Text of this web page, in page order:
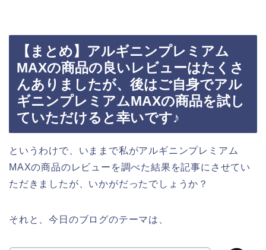
【まとめ】アルギニンプレミアム
MAXの商品の良いレビューはたくさ
んありましたが、後はご自身でアル
ギニンプレミアムMAXの商品を試し
ていただけると幸いです♪
というわけで、いままで私がアルギニンプレミアム
MAXの商品のレビューを調べた結果を記事にさせてい
ただきましたが、いかがだったでしょうか？
それと、今日のブログのテーマは、